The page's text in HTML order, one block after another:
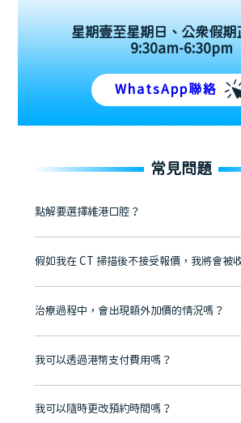
星期壹至星期日、公眾假期
9:30am-6:30pm
WhatsApp聯絡
常見問題
點解要選擇維港口腔？
維港口腔踐行「醫道濟世」的大學校訓，各分院匯
牌」、「2025香港企業領袖品牌」，是諾貝爾種
至今已服務超過三十個國家和地區的顧客，受到粵
市市民極高的口碑評價及信任推薦 珠海、深圳設有
有咨詢及服務保障中心，有任何問題都可以隨時預
假如我在 CT 掃描後不接受報價，我將會被
不會！只要未開始實際服務之前，你不會被收取任
治療過程中，會出現額外加價的情況嗎？
不會，治療前我們會詳細說明治療方案及對應的價
我可以透過港幣支付費用嗎？
可以。維港口腔會按照當日匯率轉算收取費用，而
我可以隨時更改預約時間嗎？